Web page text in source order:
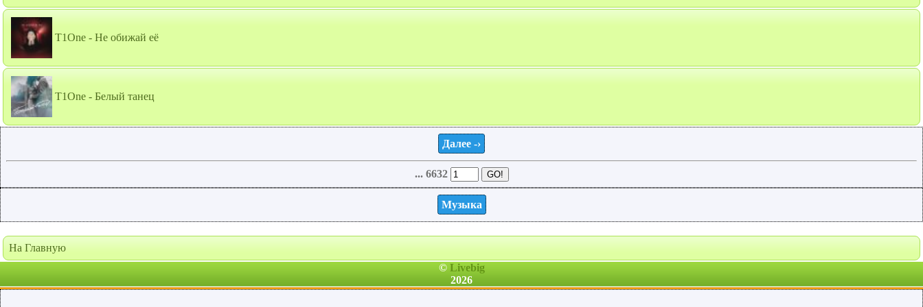
T1One - Не обижай её
T1One - Белый танец
Далее -›
... 6632
Музыка
На Главную
© Livebig
2026